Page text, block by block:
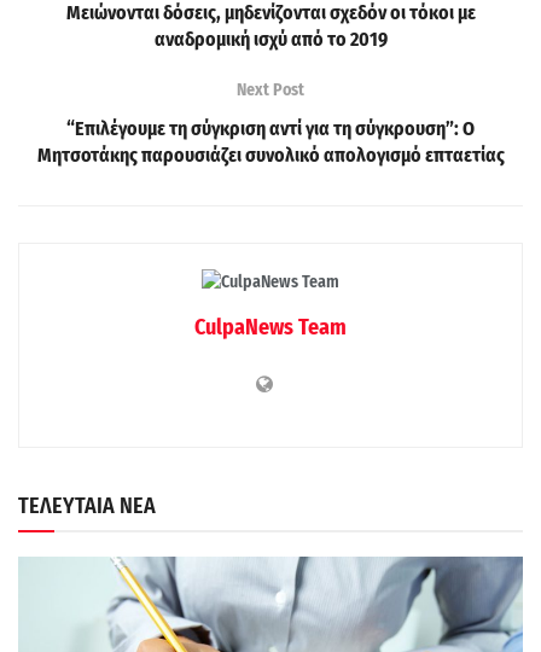
Μειώνονται δόσεις, μηδενίζονται σχεδόν οι τόκοι με
αναδρομική ισχύ από το 2019
Next Post
“Επιλέγουμε τη σύγκριση αντί για τη σύγκρουση”: Ο
Μητσοτάκης παρουσιάζει συνολικό απολογισμό επταετίας
CulpaNews Team
ΤΕΛΕΥΤΑΙΑ ΝΕΑ